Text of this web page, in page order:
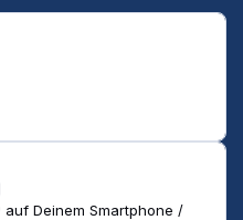
auf Deinem Smartphone /